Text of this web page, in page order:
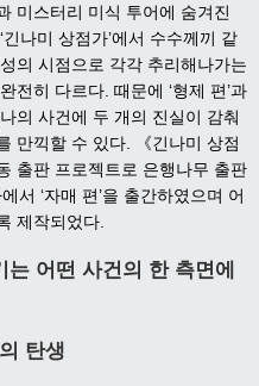
미스터리 미식 투어에 숨겨진
나미 상점가’에서 수수께끼 같
의 시점으로 각각 추리해나가는
전히 다르다. 때문에 ‘형제 편’과
의 사건에 두 개의 진실이 감춰
만끽할 수 있다. 《긴나미 상점
출판 프로젝트로 은행나무 출판
서 ‘자매 편’을 출간하였으며 어
제작되었다.
어떤 사건의 한 측면에
탄생